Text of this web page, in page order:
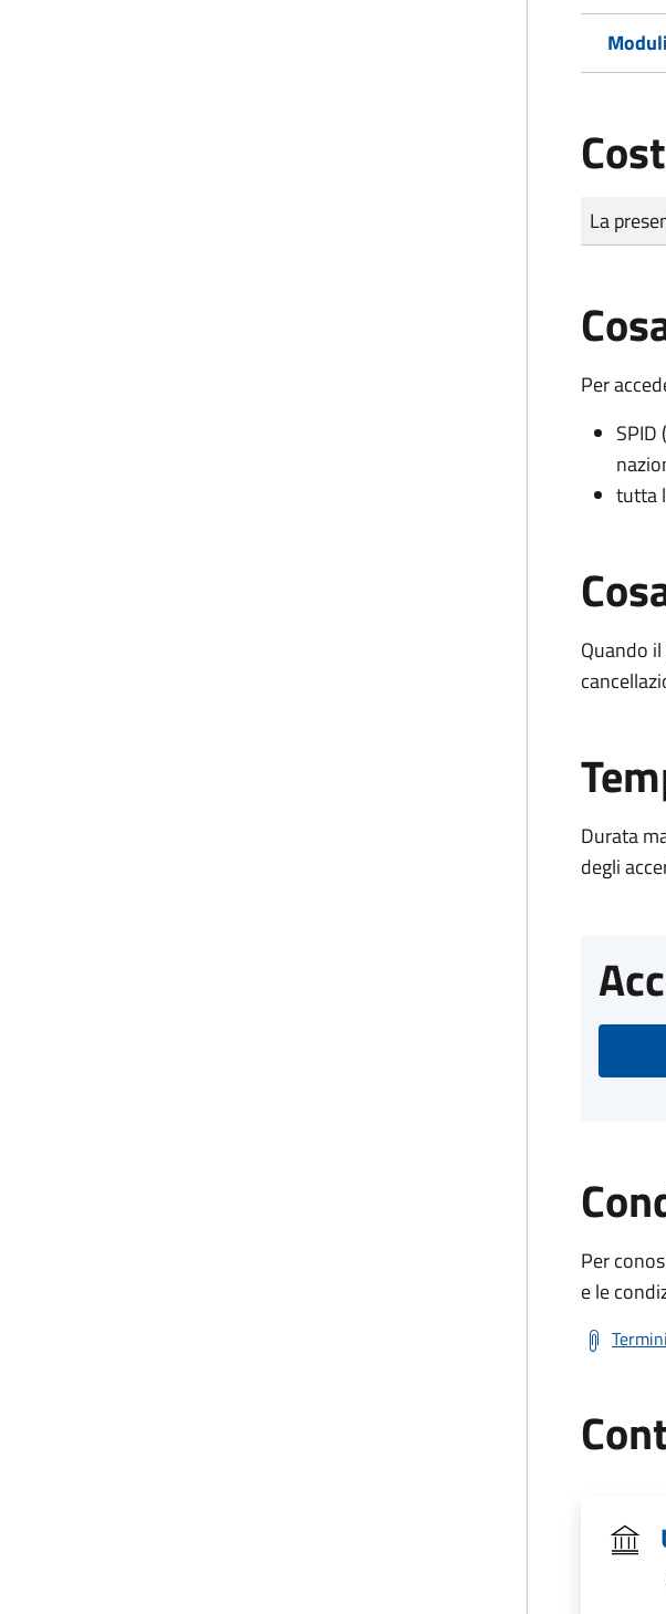
Tipo di
Importo
La
Per
tutta
Quando
Durata
degli
Per
e le